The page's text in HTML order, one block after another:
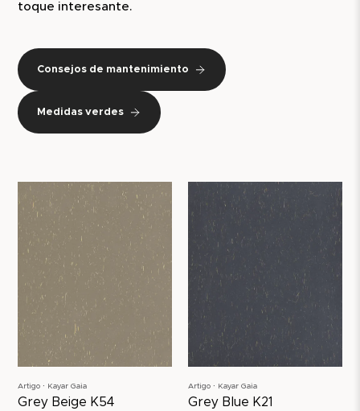
toque interesante.
Consejos de mantenimiento
Medidas verdes
Artigo ∙ Kayar Gaia
Grey Beige K54
Artigo ∙ Kayar Gaia
Grey Blue K21